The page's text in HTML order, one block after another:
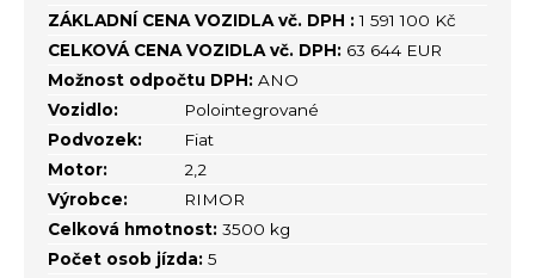
ZÁKLADNÍ CENA VOZIDLA vč. DPH : 1 591 100 Kč
CELKOVÁ CENA VOZIDLA vč. DPH: 63 644 EUR
Možnost odpočtu DPH: ANO
Vozidlo:
Polointegrované
Podvozek:
Fiat
Motor:
2,2
Výrobce:
RIMOR
Celková hmotnost: 3500 kg
Počet osob jízda: 5